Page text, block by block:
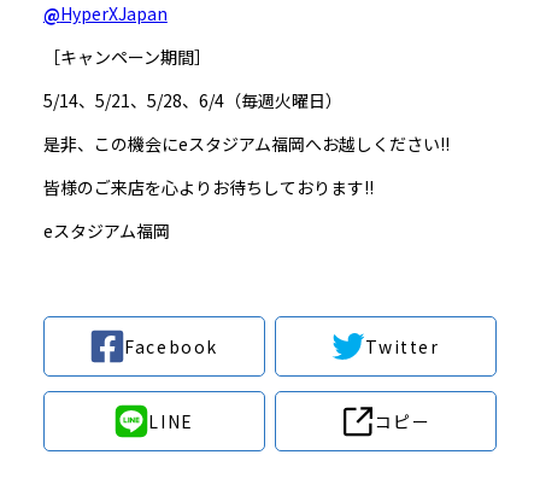
@HyperXJapan
［キャンペーン期間］
5/14、 5/21、 5/28、 6/4（毎週火曜日）
是非、この機会にeスタジアム福岡へお越しください!!
皆様のご来店を心よりお待ちしております!!
eスタジアム福岡
Facebook Twitter
LINE コピー